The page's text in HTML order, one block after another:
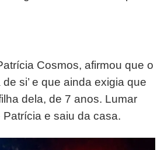
Cosmos, afirmou que o
de si’ e que ainda exigia que
dela, de 7 anos. Lumar
e saiu da casa.